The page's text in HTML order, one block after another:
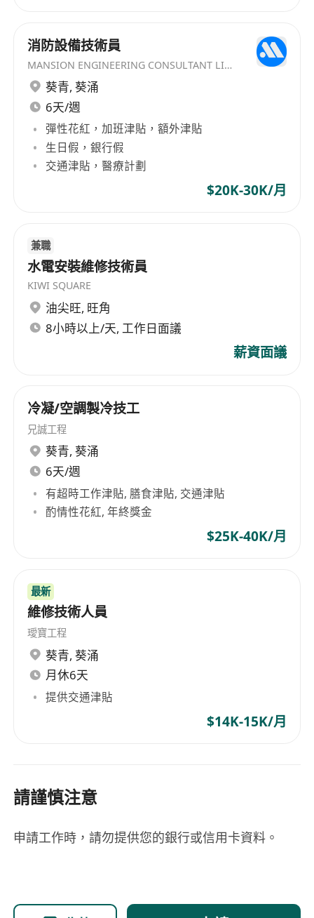
消防設備技術員
MANSION ENGINEERING CONSULTANT LIMITED
葵青, 葵涌
6天/週
彈性花紅，加班津貼，額外津貼
生日假，銀行假
交通津貼，醫療計劃
$20K-30K/月
兼職
水電安裝維修技術員
KIWI SQUARE
油尖旺, 旺角
8小時以上/天, 工作日面議
薪資面議
冷凝/空調製冷技工
兄誠工程
葵青, 葵涌
6天/週
有超時工作津貼, 膳食津貼, 交通津貼
酌情性花紅, 年終獎金
$25K-40K/月
最新
維修技術人員
璦寶工程
葵青, 葵涌
月休6天
提供交通津貼
$14K-15K/月
請謹慎注意
申請工作時，請勿提供您的銀行或信用卡資料。